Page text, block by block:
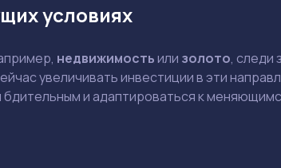
условиях
недвижимостьили золото, следи
увеличивать инвестиции в эти
и адаптироваться к